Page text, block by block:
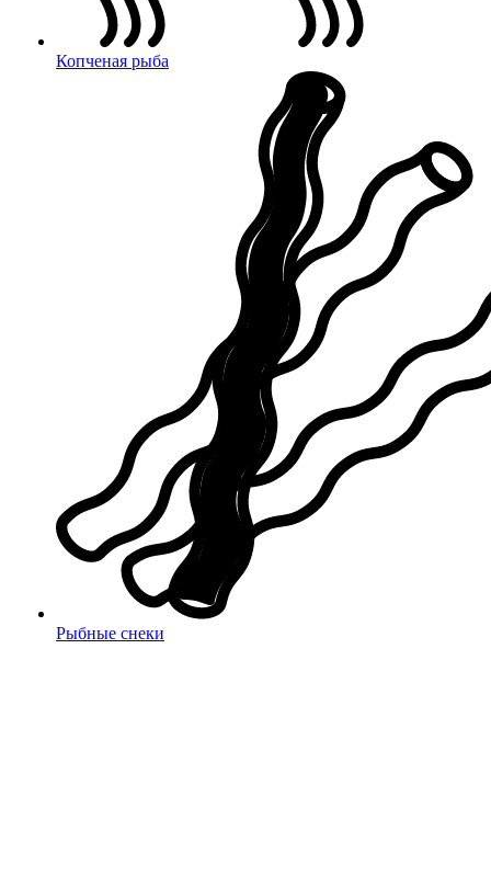
Копченая рыба
Рыбные снеки